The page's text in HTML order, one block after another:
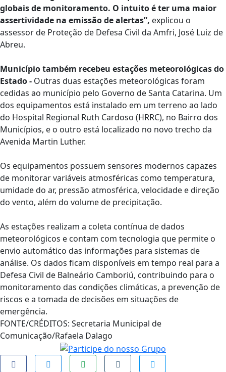
globais de monitoramento. O intuito é ter uma maior
assertividade na emissão de alertas”, explicou o
assessor de Proteção de Defesa Civil da Amfri, José Luiz de
Abreu.
Município também recebeu estações meteorológicas do
Estado - Outras duas estações meteorológicas foram
cedidas ao município pelo Governo de Santa Catarina. Um
dos equipamentos está instalado em um terreno ao lado
do Hospital Regional Ruth Cardoso (HRRC), no Bairro dos
Municípios, e o outro está localizado no novo trecho da
Avenida Martin Luther.
Os equipamentos possuem sensores modernos capazes
de monitorar variáveis atmosféricas como temperatura,
umidade do ar, pressão atmosférica, velocidade e direção
do vento, além do volume de precipitação.
As estações realizam a coleta contínua de dados
meteorológicos e contam com tecnologia que permite o
envio automático das informações para sistemas de
análise. Os dados ficam disponíveis em tempo real para a
Defesa Civil de Balneário Camboriú, contribuindo para o
monitoramento das condições climáticas, a prevenção de
riscos e a tomada de decisões em situações de
emergência.
FONTE/CRÉDITOS: Secretaria Municipal de
Comunicação/Rafaela Dalago